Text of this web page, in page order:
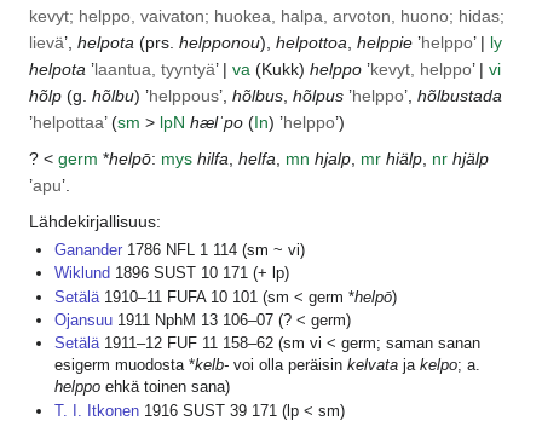
kevyt; helppo, vaivaton; huokea, halpa, arvoton, huono; hidas;
lievä’, helpota (prs. helpponou), helpottoa helppie ’helppo’ | ly
helpota ’laantua, tyyntyä’ | va (Kukk) helppo ’kevyt, helppo’ | vi
hõlp (g. hõlbu) ’helppous’, hõlbus hõlpus ’helppo’, hõlbustada
’helpottaa’ (sm > lpN hælˈpo (In) ’helppo’)
? < germ *helpō: mys hilfa helfa mn hjalp mr hiälp nr hjälp
’apu’.
Lähdekirjallisuus:
Ganander1786 NFL 1 114 (sm ~ vi)
Wiklund 1896 SUST 10 171 (+ lp)
Setälä1910–11 FUFA 10 101 (sm < germ *helpō)
Ojansuu1911 NphM 13 106–07 (? < germ)
Setälä1911–12 FUF 11 158–62 (sm vi < germ; saman sanan
esigerm muodosta *kelb-voi olla peräisin kelvataja kelpo; a.
helppoehkä toinen sana)
T. I. Itkonen1916 SUST 39 171 (lp < sm)